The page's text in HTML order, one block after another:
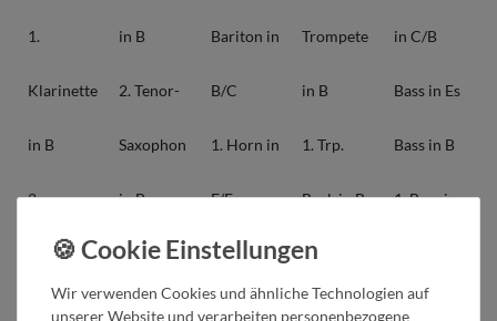
1.
Klarinette
in B
2.
Klarinette
in B
2. Tenor-
Saxophon
in B
Bariton-
Saxophon
Bariton in
B/C
1. Horn in
F/Es
2. Horn in
F/Es
Trompete
in B
1. Trp.
Begl. in B
2. Trp.
Begl. in B
in C/B
Bass in Es
Bass in B
1. Bass in
Wir verwenden Cookies und ähnliche Technologien auf
unserer Website und verarbeiten personenbezogene